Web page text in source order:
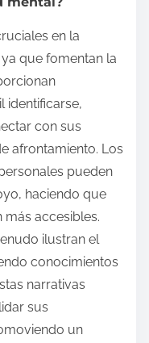
en la
que fomentan la
identificarse,
con sus
afrontamiento. Los
pueden
haciendo que
más accesibles.
ilustran el
conocimientos
narrativas
sus
un